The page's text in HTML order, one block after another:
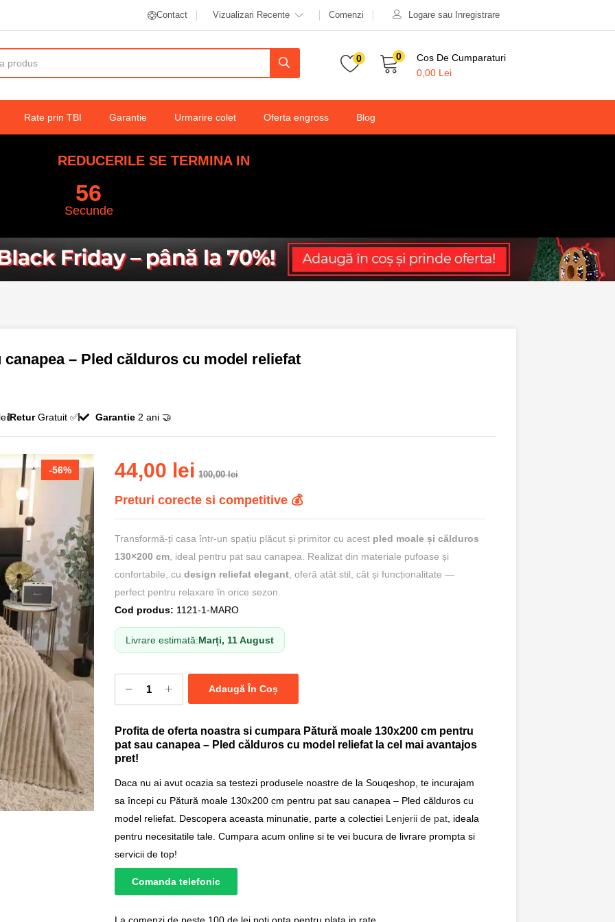
Contact Vizualizari Recente Comenzi Logare sau Inregistrare
0 0
Cos De Cumparaturi
0,00 Lei
Rate prin TBI Garantie Urmarire colet Oferta engross Blog
REDUCERILE SE TERMINA IN
55
Secunde
– Pled călduros cu model reliefat
ReturGratuit ✅ Garantie2 ani 🤝
-56% 44,00 lei 100,00lei
Preturi corecte si competitive 💰
Transformă-ți casa într-un spațiu plăcut și primitor cu acest pled moale și călduros
130×200 cm, ideal pentru pat sau canapea. Realizat din materiale pufoase și
confortabile, cu design reliefat elegant, oferă atât stil, cât și funcționalitate —
perfect pentru relaxare în orice sezon.
Cod produs: 1121-1-MARO
Livrare estimată:Marți, 11 August
Adaugă În Coș
Profita de oferta noastra si cumpara Pătură moale 130x200 cm pentru
pat sau canapea – Pled călduros cu model reliefat la cel mai avantajos
pret!
Daca nu ai avut ocazia sa testezi produsele noastre de la Souqeshop, te incurajam
sa începi cu Pătură moale 130x200 cm pentru pat sau canapea – Pled călduros cu
model reliefat. Descopera aceasta minunatie, parte a colectiei Lenjerii de pat , ideala
pentru necesitatile tale. Cumpara acum online si te vei bucura de livrare prompta si
servicii de top!
Comanda telefonic
La comenzi de peste 100 de lei poți opta pentru plata in rate.